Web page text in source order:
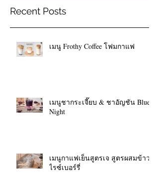
Recent Posts
เมนู Frothy Coffee โฟมกาแฟ
เมนูชากระเจี๊ยบ & ชาอัญชัน Blue
Night
เมนูกาแฟเย็นสูตรเจ สูตรผสมข้าว
ไรซ์เบอร์รี่